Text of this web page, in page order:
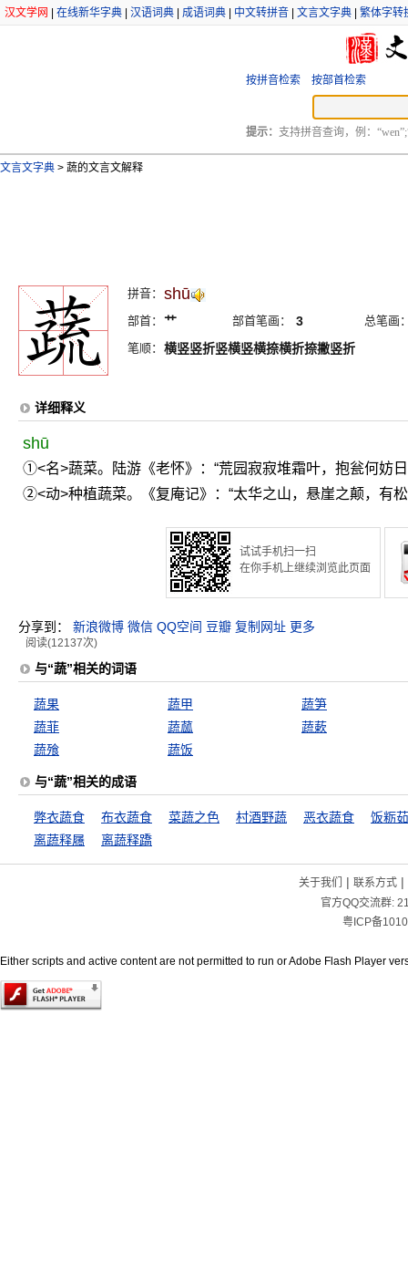
汉文学网 在线新华字典 汉语词典 成语词典 中文转拼音 文言文字典 繁体字转
按拼音检索 按部首检索
提示： 支持拼音查询，例：
文言文字典 > 蔬的文言文解释
拼音： shū
部首： 艹 部首笔画： 3
总笔画
笔顺： 横竖竖折竖横竖横捺横折捺撇竖折
详细释义
shū
①<名>蔬菜。陆游《老怀》：“荒园寂寂堆霜叶，抱瓮何妨
②<动>种植蔬菜。《复庵记》：“太华之山，悬崖之颠，有
试试手机扫一扫
在你手机上继续浏览此页面
分享到： 新浪微博 微信 QQ空间 豆瓣 复制网址 更多
阅读(12137次)
与“蔬”相关的词语
蔬果 蔬甲
蔬笋
蔬菲
蔬蓏
蔬蔌
蔬飱
蔬饭
与“蔬”相关的成语
弊衣蔬食 布衣蔬食 菜蔬之色 村酒野蔬 恶衣蔬食
饭粝
离蔬释屩
离蔬释蹻
关于我们 | 联系方式|
官方QQ交流群:
粤ICP备
Either scripts and active content are not permitted to run or Adobe Flash Player